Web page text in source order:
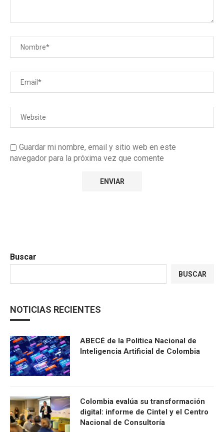
Guardar mi nombre, email y sitio web en este
navegador para la próxima vez que comente
Buscar
BUSCAR
NOTICIAS RECIENTES
ABECÉ de la Política Nacional de
Inteligencia Artificial de Colombia
Colombia evalúa su transformación
digital: informe de Cintel y el Centro
Nacional de Consultoría